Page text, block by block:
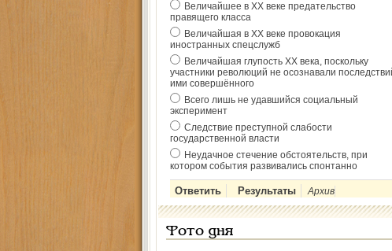
Величайшее в ХХ веке предательство
правящего класса
Величайшая в ХХ веке провокация
иностранных спецслужб
Величайшая глупость ХХ века, поскольку
участники революций не осознавали
ими совершённого
Всего лишь не удавшийся социальный
эксперимент
Следствие преступной слабости
государственной власти
Неудачное стечение обстоятельств, при
котором события развивались спонтанно
Архив
Фото дня